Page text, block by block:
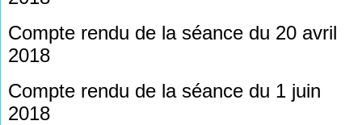
Compte rendu de la séance du 20 avril
2018
Compte rendu de la séance du 1 juin
2018